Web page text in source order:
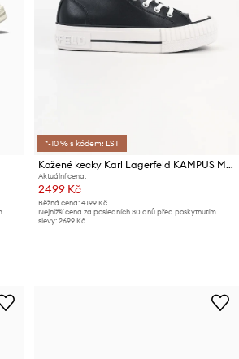
*-10 % s kódem: LST
Kožené kecky Karl Lagerfeld KAMPUS MAX NFT
Aktuální cena:
2499 Kč
Běžná cena: 4199 Kč
Nejnižší cena za posledních 30 dnů před poskytnutím
slevy: 2699 Kč